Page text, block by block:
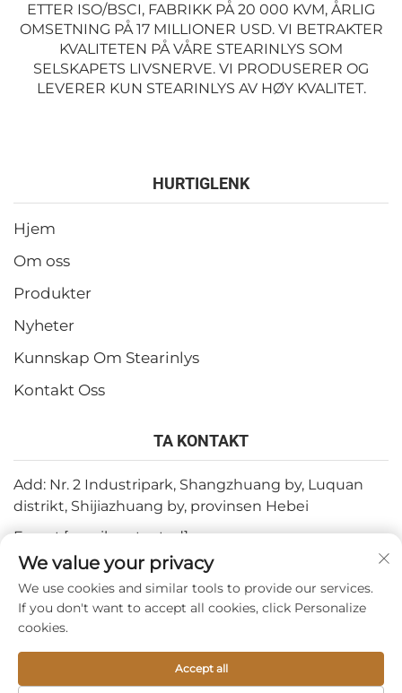
ETTER ISO/BSCI, FABRIKK PÅ 20 000 KVM, ÅRLIG
OMSETNING PÅ 17 MILLIONER USD. VI BETRAKTER
KVALITETEN PÅ VÅRE STEARINLYS SOM
SELSKAPETS LIVSNERVE. VI PRODUSERER OG
LEVERER KUN STEARINLYS AV HØY KVALITET.
HURTIGLENK
Hjem
Om oss
Produkter
Nyheter
Kunnskap Om Stearinlys
Kontakt Oss
TA KONTAKT
Add: Nr. 2 Industripark, Shangzhuang by, Luquan
distrikt, Shijiazhuang by, provinsen Hebei
E-post:[email protected]
Tlf:+86-15932211838
Fax: +86-(0)311-67909064
Copyright © 2026 av Shijiazhuang Tabo Candles Sales Co.,
Personvernpolicy
We value your privacy
We use cookies and similar tools to provide our services.
If you don't want to accept all cookies, click Personalize
cookies.
Accept all